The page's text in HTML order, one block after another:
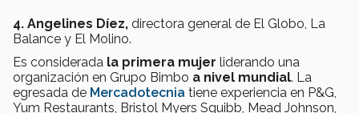
4. Angelines Díez, directora general de El Globo, La
Balance y El Molino.
Es considerada la primera mujer liderando una
organización en Grupo Bimbo a nivel mundial. La
egresada de Mercadotecnia tiene experiencia en P&G,
Yum Restaurants, Bristol Myers Squibb, Mead Johnson,